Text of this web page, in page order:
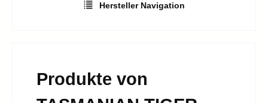
Hersteller Navigation
Produkte von